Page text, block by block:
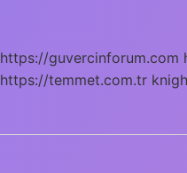
https://guvercinforum.com
https://temmet.com.tr